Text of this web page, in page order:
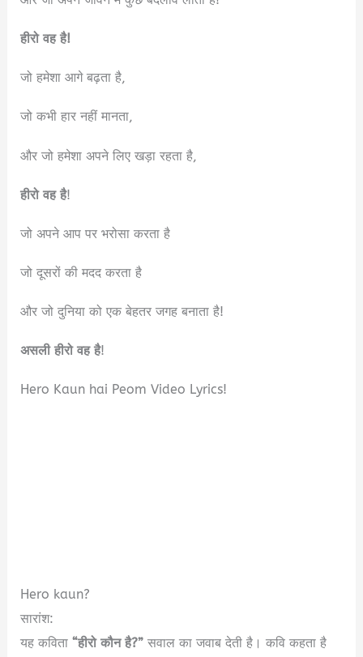
हीरो वह है!
जो हमेशा आगे बढ़ता है,
जो कभी हार नहीं मानता,
और जो हमेशा अपने लिए खड़ा रहता है,
हीरो वह है!
जो अपने आप पर भरोसा करता है
जो दूसरों की मदद करता है
और जो दुनिया को एक बेहतर जगह बनाता है!
असली हीरो वह है!
Hero Kaun hai Peom Video Lyrics!
Hero kaun?
सारांश:
यह कविता“हीरो कौन है?” सवाल का जवाब देती है। कवि कहता है